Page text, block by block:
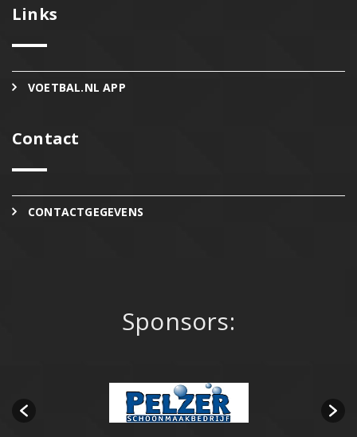
Links
VOETBAL.NL APP
Contact
CONTACTGEGEVENS
Sponsors: